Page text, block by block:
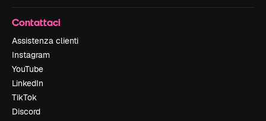
Contattaci
Assistenza clienti
Instagram
YouTube
LinkedIn
TikTok
Discord